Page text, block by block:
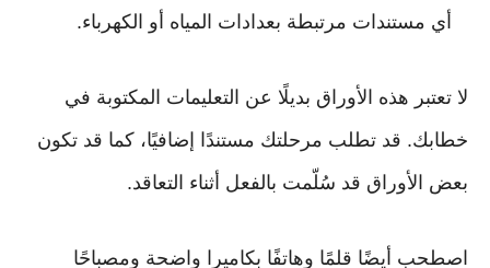
أي مستندات مرتبطة بعدادات المياه أو الكهرباء.
لا تعتبر هذه الأوراق بديلًا عن التعليمات المكتوبة في
خطابك. قد تطلب مرحلتك مستندًا إضافيًا، كما قد تكون
بعض الأوراق قد سُلّمت بالفعل أثناء التعاقد.
اصطحب أيضًا قلمًا وهاتفًا بكاميرا واضحة ومصباحًا